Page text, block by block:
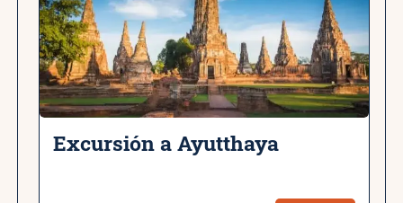
Excursión a Ayutthaya